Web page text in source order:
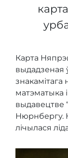
Карта
выдадзеная
знакамітага
матэматыка
выдавецтве
Нюрнбергу.
лічылася